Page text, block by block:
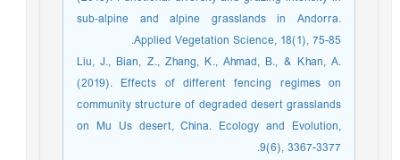
sub‐alpine and alpine grasslands in Andorra.
Applied Vegetation Science, 18(1), 75-85.
Liu, J., Bian, Z., Zhang, K., Ahmad, B., & Khan, A.
(2019). Effects of different fencing regimes on
community structure of degraded desert grasslands
on Mu Us desert, China. Ecology and Evolution,
9(6), 3367-3377.